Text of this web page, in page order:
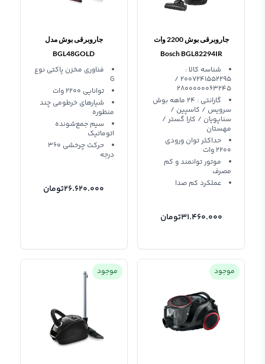
جاروبرقی بوش 2200 وات
Bosch BGL82294IR
Vacuum Cleaner
شناسه کالا :
2007241552295 /
2800000063245
گارانتی : ۲۴ ماهه بوش
سرویس / کاسپین /
سناپویان / کارا گستر /
مهستان
حداکثر توان ورودی
2200 وات
موتور توانمند و کم
مصرف
عملکرد کم صدا
31.460.000تومان
جاروبرقی بوش مدل
BGL48GOLD
فناوری مخزن پاکتی نوع
G
توانایی 2200 وات
شیارهای خرطومی چند
منظوره
سیم جمع‌شونده
اتوماتیک
حرکت چرخشی 360
درجه
26.620.000تومان
موجود موجود